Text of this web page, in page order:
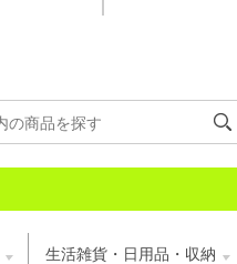
生活雑貨・日用品・収納